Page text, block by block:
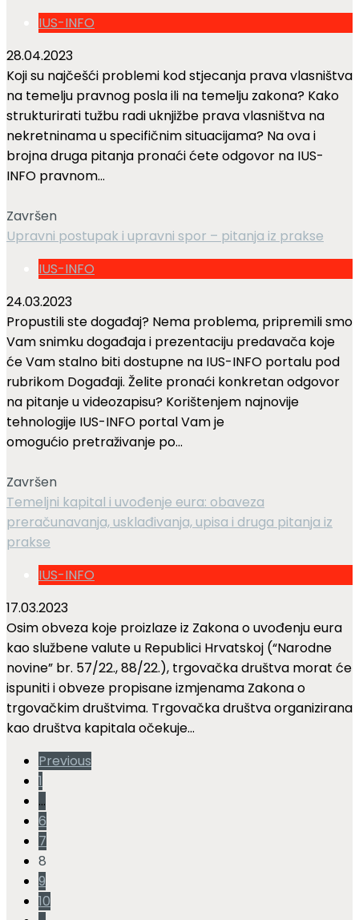
IUS-INFO
28.04.2023
Koji su najčešći problemi kod stjecanja prava vlasništva
na temelju pravnog posla ili na temelju zakona? Kako
strukturirati tužbu radi uknjižbe prava vlasništva na
nekretninama u specifičnim situacijama? Na ova i
brojna druga pitanja pronaći ćete odgovor na IUS-
INFO pravnom...
Završen
Upravni postupak i upravni spor – pitanja iz prakse
IUS-INFO
24.03.2023
Propustili ste događaj? Nema problema, pripremili smo
Vam snimku događaja i prezentaciju predavača koje
će Vam stalno biti dostupne na IUS-INFO portalu pod
rubrikom Događaji. Želite pronaći konkretan odgovor
na pitanje u videozapisu? Korištenjem najnovije
tehnologije IUS-INFO portal Vam je
omogućio pretraživanje po...
Završen
Temeljni kapital i uvođenje eura: obaveza
preračunavanja, usklađivanja, upisa i druga pitanja iz
prakse
IUS-INFO
17.03.2023
Osim obveza koje proizlaze iz Zakona o uvođenju eura
kao službene valute u Republici Hrvatskoj (“Narodne
novine” br. 57/22., 88/22.), trgovačka društva morat će
ispuniti i obveze propisane izmjenama Zakona o
trgovačkim društvima. Trgovačka društva organizirana
kao društva kapitala očekuje...
Previous
1
…
6
7
8
9
10